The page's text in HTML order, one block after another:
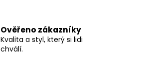
Ověřeno zákazníky
Kvalita a styl, který si lidi
chválí.